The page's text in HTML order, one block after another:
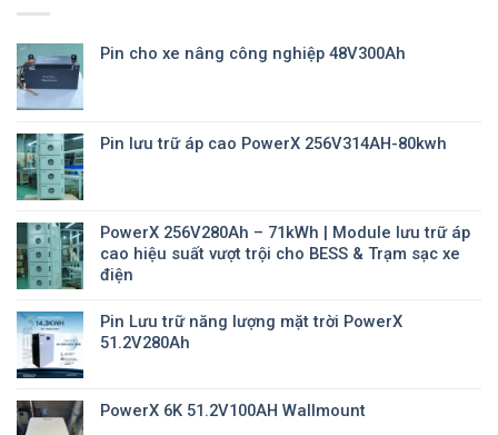
Pin cho xe nâng công nghiệp 48V300Ah
Pin lưu trữ áp cao PowerX 256V314AH-80kwh
PowerX 256V280Ah – 71kWh | Module lưu trữ áp
cao hiệu suất vượt trội cho BESS & Trạm sạc xe
điện
Pin Lưu trữ năng lượng mặt trời PowerX
51.2V280Ah
PowerX 6K 51.2V100AH Wallmount